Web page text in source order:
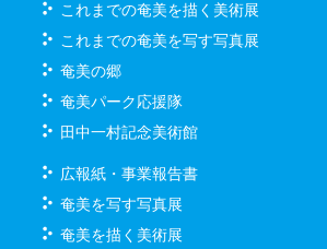
これまでの奄美を描く美術展
これまでの奄美を写す写真展
奄美の郷
奄美パーク応援隊
田中一村記念美術館
広報紙・事業報告書
奄美を写す写真展
奄美を描く美術展